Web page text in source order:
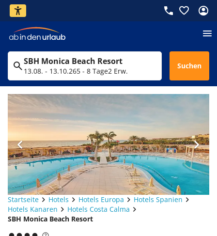
SBH Monica Beach Resort
13.08. - 13.10.265 - 8 Tage2 Erw.
Suchen
Startseite Hotels Hotels Europa
Hotels Spanien
Hotels Kanaren
Hotels Costa Calma
SBH Monica Beach Resort